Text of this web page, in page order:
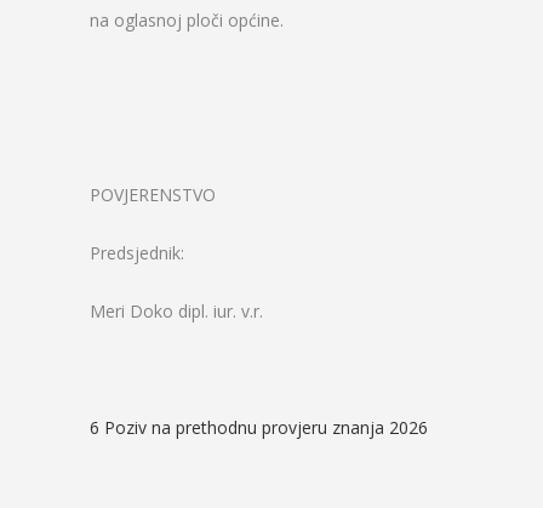
na oglasnoj ploči općine.
POVJERENSTVO
Predsjednik:
Meri Doko dipl. iur. v.r.
6 Poziv na prethodnu provjeru znanja 2026